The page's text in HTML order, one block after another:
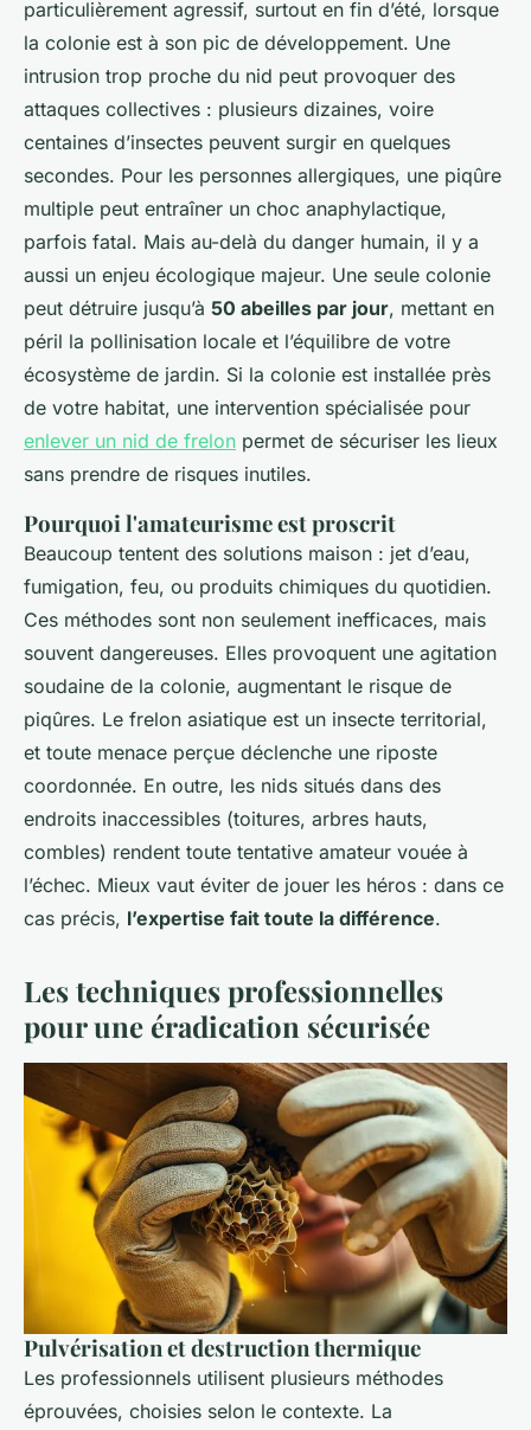
particulièrement agressif, surtout en fin d’été, lorsque
la colonie est à son pic de développement. Une
intrusion trop proche du nid peut provoquer des
attaques collectives : plusieurs dizaines, voire
centaines d’insectes peuvent surgir en quelques
secondes. Pour les personnes allergiques, une piqûre
multiple peut entraîner un choc anaphylactique,
parfois fatal. Mais au-delà du danger humain, il y a
aussi un enjeu écologique majeur. Une seule colonie
peut détruire jusqu’à 50 abeilles par jour, mettant en
péril la pollinisation locale et l’équilibre de votre
écosystème de jardin. Si la colonie est installée près
de votre habitat, une intervention spécialisée pour
enlever un nid de frelon permet de sécuriser les lieux
sans prendre de risques inutiles.
Pourquoi l'amateurisme est proscrit
Beaucoup tentent des solutions maison : jet d’eau,
fumigation, feu, ou produits chimiques du quotidien.
Ces méthodes sont non seulement inefficaces, mais
souvent dangereuses. Elles provoquent une agitation
soudaine de la colonie, augmentant le risque de
piqûres. Le frelon asiatique est un insecte territorial,
et toute menace perçue déclenche une riposte
coordonnée. En outre, les nids situés dans des
endroits inaccessibles (toitures, arbres hauts,
combles) rendent toute tentative amateur vouée à
l’échec. Mieux vaut éviter de jouer les héros : dans ce
cas précis, l’expertise fait toute la différence.
Les techniques professionnelles
pour une éradication sécurisée
Pulvérisation et destruction thermique
Les professionnels utilisent plusieurs méthodes
éprouvées, choisies selon le contexte. La